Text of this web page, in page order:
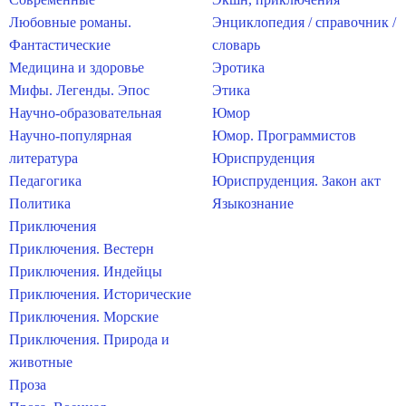
Любовные романы.
Фантастические
Медицина и здоровье
Мифы. Легенды. Эпос
Научно-образовательная
Научно-популярная
литература
Педагогика
Политика
Приключения
Приключения. Вестерн
Приключения. Индейцы
Приключения. Исторические
Приключения. Морские
Приключения. Природа и
животные
Проза
Энциклопедия / справочник /
словарь
Эротика
Этика
Юмор
Юмор. Программистов
Юриспруденция
Юриспруденция. Закон акт
Языкознание